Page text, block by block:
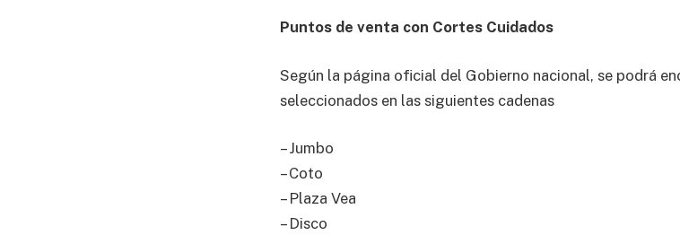
Puntos de venta con Cortes Cuidados
Según la página oficial del Gobierno nacional, se podrá
seleccionados en las siguientes cadenas
– Jumbo
– Coto
– Plaza Vea
– Disco